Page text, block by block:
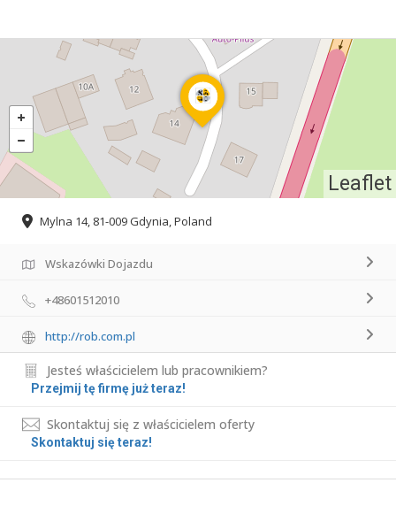
Leaflet
Mylna 14, 81-009 Gdynia, Poland
Wskazówki Dojazdu
+48601512010
http://rob.com.pl
Jesteś właścicielem lub pracownikiem?
Przejmij tę firmę już teraz!
Skontaktuj się z właścicielem oferty
Skontaktuj się teraz!